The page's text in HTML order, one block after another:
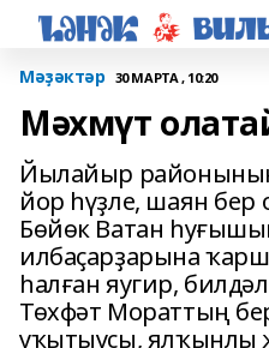
Мәҙәктәр 30 МАРТА , 10:20
Мәхмүт
Йылайыр
йор һүҙле, шаян бер
Бөйөк Ватан
илбаҫарҙарына
һалған яугир,
Төхфәт Мораттың
уҡытыусы, ялҡынлы